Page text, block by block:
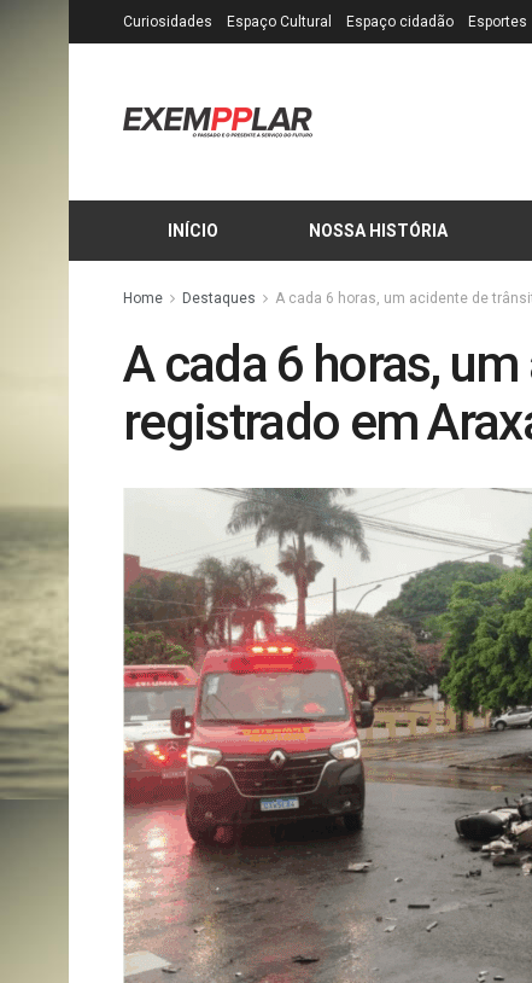
Curiosidades Espaço Cultural Espaço cidadão Esportes
INÍCIO NOSSA HISTÓRIA
Home Destaques A cada 6 horas, um acidente de
A cada 6 horas,
registrado em